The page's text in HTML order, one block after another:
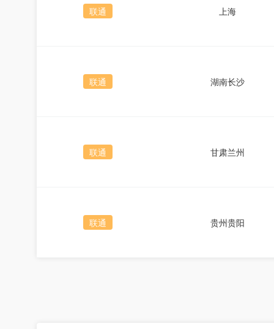
联通 上海
联通 湖南长沙
联通 甘肃兰州
联通 贵州贵阳